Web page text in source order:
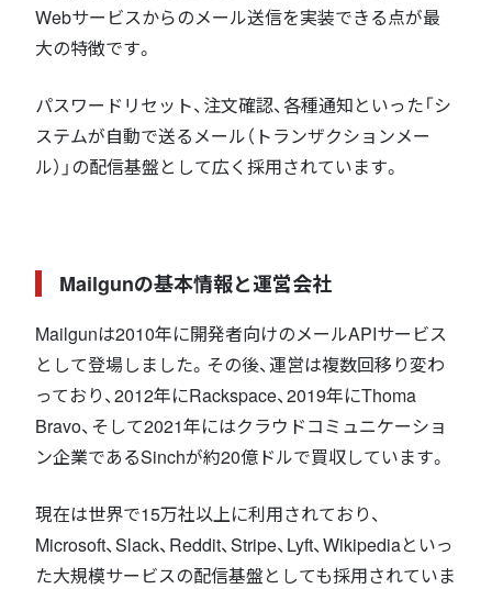
Webサービスからのメール送信を実装できる点が最
大の特徴です。
パスワードリセット、注文確認、各種通知といった「シ
ステムが自動で送るメール（トランザクションメー
ル）」の配信基盤として広く採用されています。
Mailgunの基本情報と運営会社
Mailgunは2010年に開発者向けのメールAPIサービス
として登場しました。その後、運営は複数回移り変わ
っており、2012年にRackspace、2019年にThoma
Bravo、そして2021年にはクラウドコミュニケーショ
ン企業であるSinchが約20億ドルで買収しています。
現在は世界で15万社以上に利用されており、
Microsoft、Slack、Reddit、Stripe、Lyft、Wikipediaといっ
た大規模サービスの配信基盤としても採用されていま